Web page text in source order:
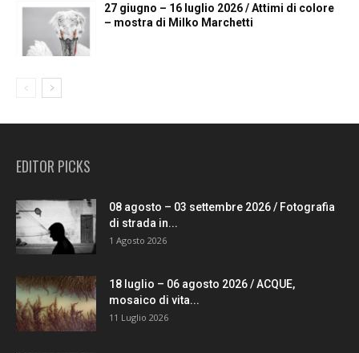
27 giugno – 16 luglio 2026 / Attimi di colore
– mostra di Milko Marchetti
EDITOR PICKS
08 agosto – 03 settembre 2026 / Fotografia
di strada in...
1 Agosto 2026
18 luglio – 06 agosto 2026 / ACQUE,
mosaico di vita...
11 Luglio 2026